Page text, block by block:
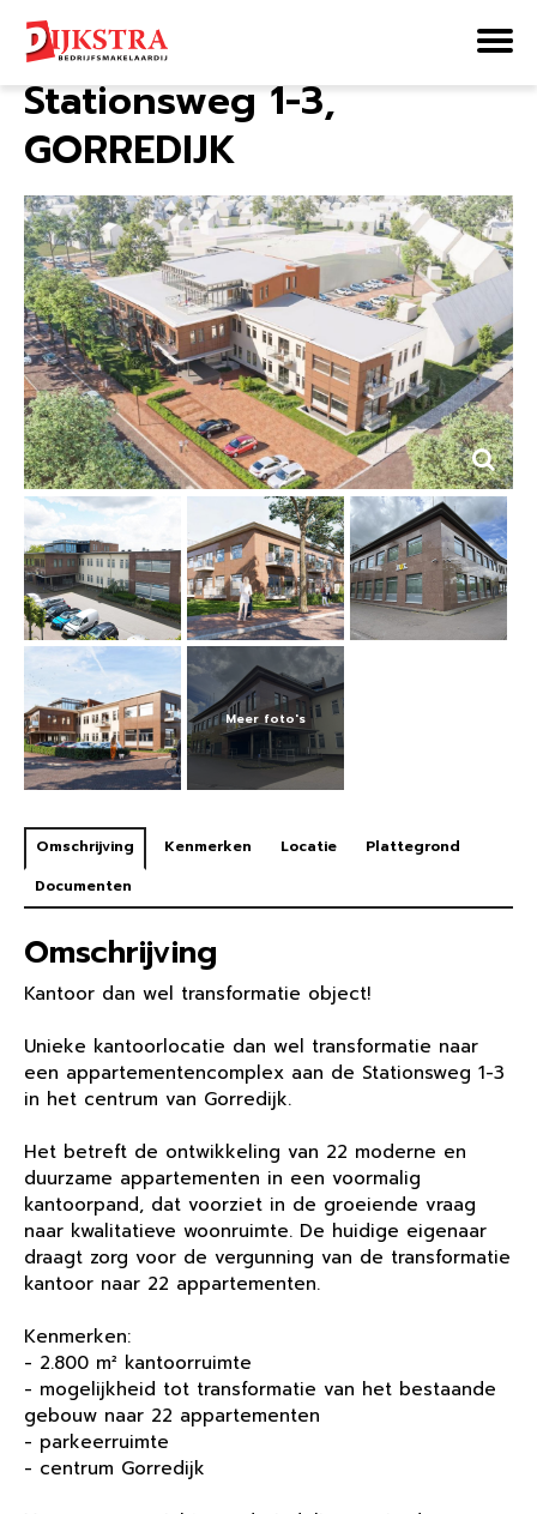
Home Aanbod
Stationsweg 1-3,
GORREDIJK
Omschrijving Kenmerken Locatie
Plattegrond
Documenten
Omschrijving
Kantoor dan wel transformatie object!
Unieke kantoorlocatie dan wel transformatie naar
een appartementencomplex aan de Stationsweg 1-3
in het centrum van Gorredijk.
Het betreft de ontwikkeling van 22 moderne en
duurzame appartementen in een voormalig
kantoorpand, dat voorziet in de groeiende vraag
naar kwalitatieve woonruimte. De huidige eigenaar
draagt zorg voor de vergunning van de transformatie
kantoor naar 22 appartementen.
Kenmerken:
- 2.800 m² kantoorruimte
- mogelijkheid tot transformatie van het bestaande
gebouw naar 22 appartementen
- parkeerruimte
- centrum Gorredijk